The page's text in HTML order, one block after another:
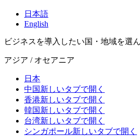
日本語
English
ビジネスを導入したい国・地域を選
アジア / オセアニア
日本
中国新しいタブで開く
香港新しいタブで開く
韓国新しいタブで開く
台湾新しいタブで開く
シンガポール新しいタブで開く